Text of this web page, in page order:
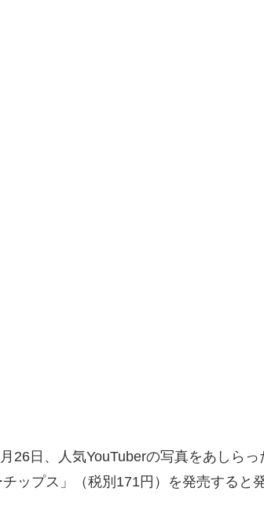
26日、人気YouTuberの写真をあしらっ
ップス」（税別171円）を発売すると発